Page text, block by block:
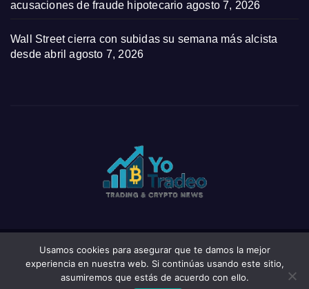
acusaciones de fraude hipotecario agosto 7, 2026
Wall Street cierra con subidas su semana más alcista
desde abril agosto 7, 2026
Funciona gracias a WordPress|Tema: News Click deThemeansar
Usamos cookies para asegurar que te damos la mejor
experiencia en nuestra web. Si continúas usando este sitio,
asumiremos que estás de acuerdo con ello.